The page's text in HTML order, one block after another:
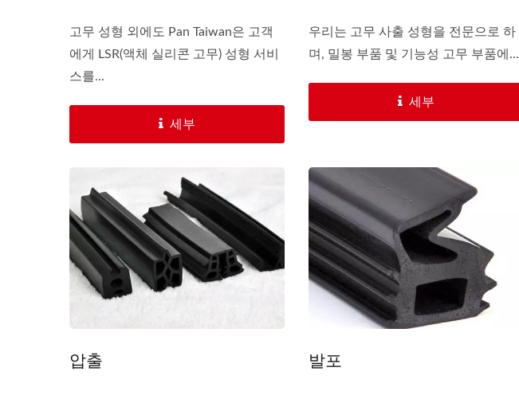
고무 성형 외에도 Pan Taiwan은 고객
에게 LSR(액체 실리콘 고무) 성형 서비
스를...
세부
우리는 고무 사출 성형을 전문으로 하
며, 밀봉 부품 및 기능성 고무 부품에...
세부
압출 발포